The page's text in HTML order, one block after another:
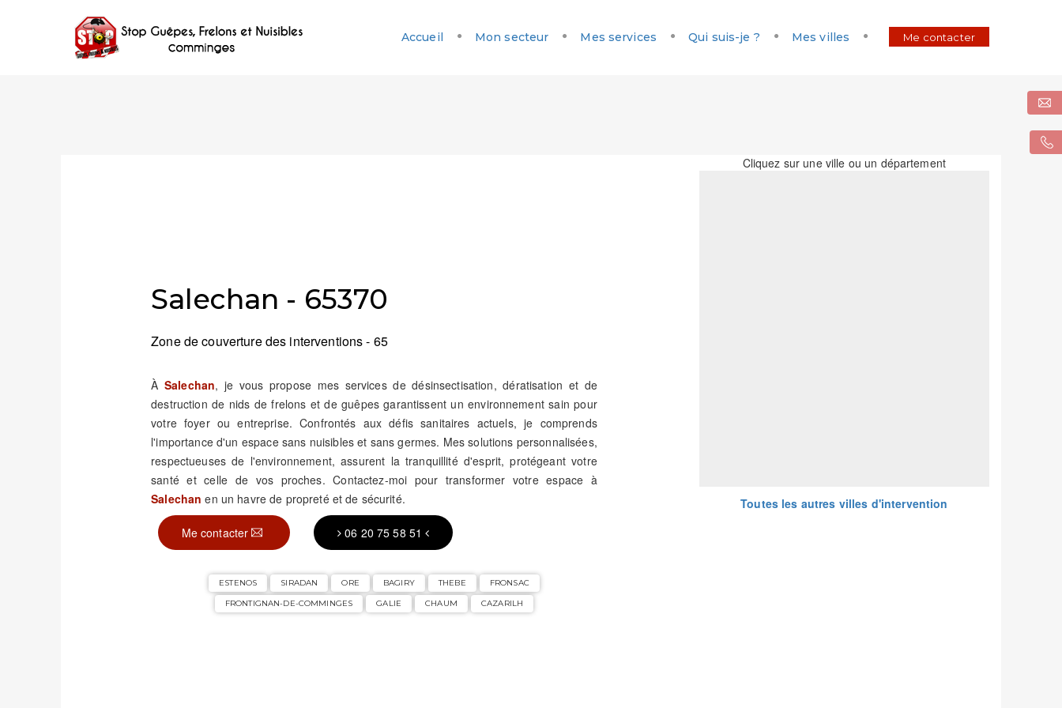
Accueil Mon secteur Mes services Qui suis-je ? Mes villes Me contacter
Salechan - 65370
Zone de couverture des interventions - 65
À Salechan, je vous propose mes services de désinsectisation, dératisation et de
destruction de nids de frelons et de guêpes garantissent un environnement sain pour
votre foyer ou entreprise. Confrontés aux défis sanitaires actuels, je comprends
l'importance d'un espace sans nuisibles et sans germes. Mes solutions personnalisées,
respectueuses de l'environnement, assurent la tranquillité d'esprit, protégeant votre
santé et celle de vos proches. Contactez-moi pour transformer votre espace à
Salechan en un havre de propreté et de sécurité.
Me contacter 06 20 75 58 51
ESTENOS SIRADAN ORE BAGIRY THEBE
FRONSAC
FRONTIGNAN-DE-COMMINGES
GALIE CHAUM CAZARILH
Cliquez sur une ville ou un département
Toutes les autres villes d'intervention